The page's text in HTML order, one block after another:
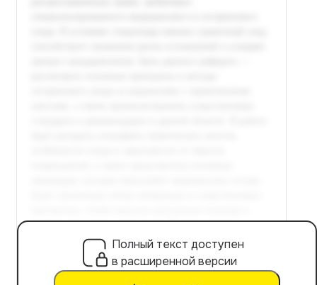
Полный текст доступен
в расширенной версии